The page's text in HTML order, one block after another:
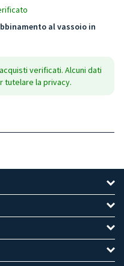
al vassoio in
verificati. Alcuni dati
tutelare la privacy.